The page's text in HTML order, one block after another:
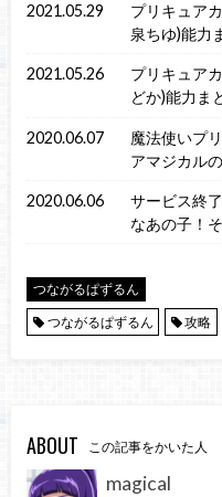
2021.05.29
プリキュア
泉ちゆ)能力
2021.05.26
プリキュア
どか)能力ま
2020.06.07
魔法使いプ
アマジカル
2020.06.06
サービス終
なあの子！
つながるぱずるん
つながるぱずるん
攻略
ABOUT この記事をかいた人
magical